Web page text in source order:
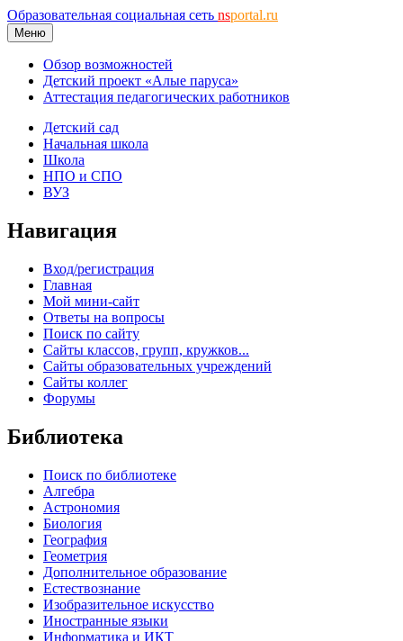
Образовательная социальная сеть nsportal.ru
Меню
Обзор возможностей
Детский проект «Алые паруса»
Аттестация педагогических работников
Детский сад
Начальная школа
Школа
НПО и СПО
ВУЗ
Навигация
Вход/регистрация
Главная
Мой мини-сайт
Ответы на вопросы
Поиск по сайту
Сайты классов, групп, кружков...
Сайты образовательных учреждений
Сайты коллег
Форумы
Библиотека
Поиск по библиотеке
Алгебра
Астрономия
Биология
География
Геометрия
Дополнительное образование
Естествознание
Изобразительное искусство
Иностранные языки
Информатика и ИКТ